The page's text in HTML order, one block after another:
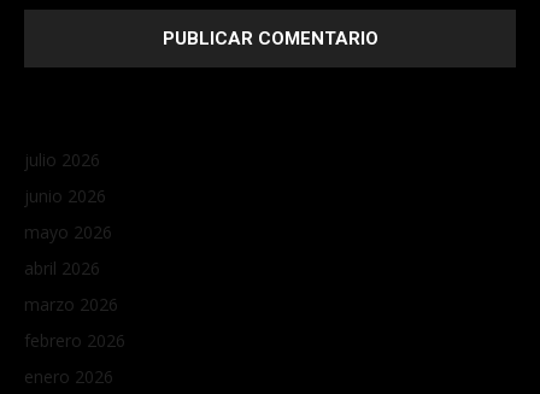
julio 2026
junio 2026
mayo 2026
abril 2026
marzo 2026
febrero 2026
enero 2026